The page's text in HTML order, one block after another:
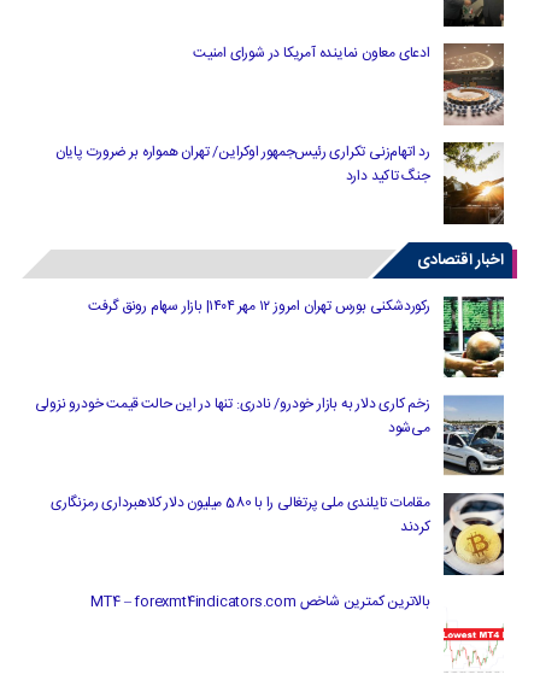
ادعای معاون نماینده آمریکا در شورای امنیت
رد اتهام‌زنی تکراری رئیس‌جمهور اوکراین/ تهران همواره بر ضرورت پایان
جنگ تاکید دارد
اخبار اقتصادی
رکوردشکنی بورس تهران امروز ۱۲ مهر ۱۴۰۴| بازار سهام رونق گرفت
زخم کاری دلار به بازار خودرو/ نادری: تنها در این حالت قیمت خودرو نزولی
می‌شود
مقامات تایلندی ملی پرتغالی را با 580 میلیون دلار کلاهبرداری رمزنگاری
کردند
بالاترین کمترین شاخص MT4 – forexmt4indicators.com